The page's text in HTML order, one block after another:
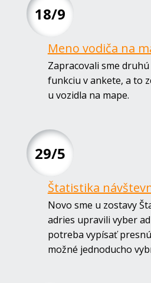
18/9
Meno vodiča na
Zapracovali sme
funkciu v ankete, a to
u vozidla na mape.
29/5
Štatistika
Novo sme u zostavy
adries upravili vyber
potreba vypísať
možné jednoducho